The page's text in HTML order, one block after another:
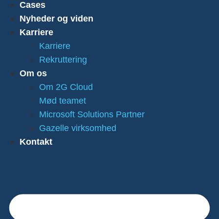
Cases
Nyheder og viden
Karriere
Karriere
Rekruttering
Om os
Om 2G Cloud
Mød teamet
Microsoft Solutions Partner
Gazelle virksomhed
Kontakt